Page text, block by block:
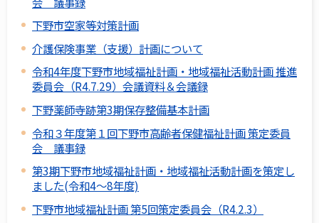
下野市空家等対策計画
介護保険事業（支援）計画について
令和4年度下野市地域福祉計画・地域福祉活動計画 推進
委員会（R4.7.29）会議資料＆会議録
下野薬師寺跡第3期保存整備基本計画
令和３年度第１回下野市高齢者保健福祉計画 策定委員
会 議事録
第3期下野市地域福祉計画・地域福祉活動計画を策定し
ました(令和4～8年度)
下野市地域福祉計画 第5回策定委員会（R4.2.3）